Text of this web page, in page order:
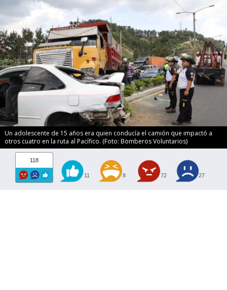
Un adolescente de 15 años era quien conducía el camión que impactó a
otros cuatro en la ruta al Pacífico. (Foto: Bomberos Voluntarios)
118
11 8 72 27